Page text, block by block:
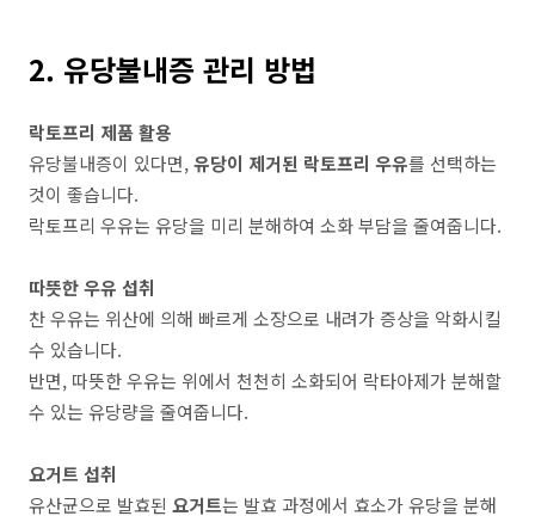
2. 유당불내증 관리 방법
락토프리 제품 활용
유당불내증이 있다면,유당이 제거된 락토프리 우유를 선택하는
것이 좋습니다.
락토프리 우유는 유당을 미리 분해하여 소화 부담을 줄여줍니다.
따뜻한 우유 섭취
찬 우유는 위산에 의해 빠르게 소장으로 내려가 증상을 악화시킬
수 있습니다.
반면, 따뜻한 우유는 위에서 천천히 소화되어 락타아제가 분해할
수 있는 유당량을 줄여줍니다.
요거트 섭취
유산균으로 발효된 요거트는 발효 과정에서 효소가 유당을 분해